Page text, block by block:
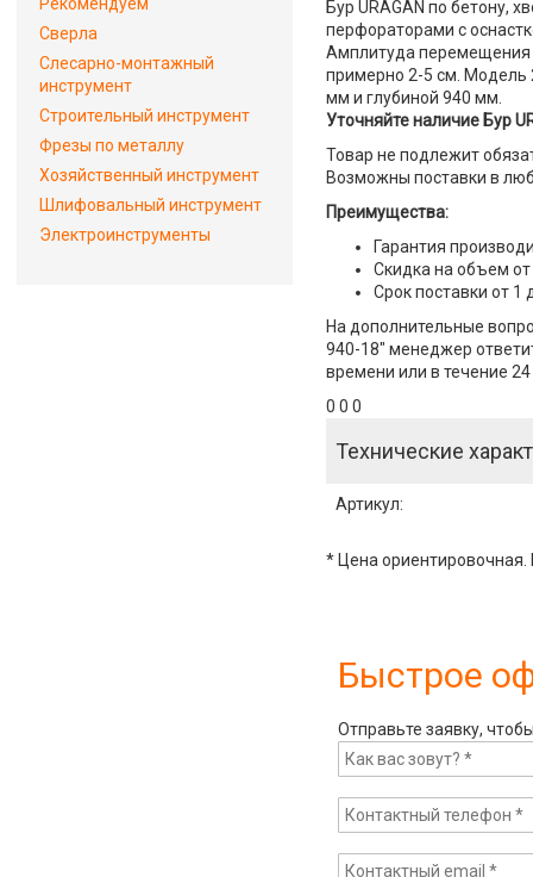
Бур URAGAN по бетону,
перфораторами с
Амплитуда перемещения
примерно 2-5 см. Модель
мм и глубиной 940 мм.
Уточняйте наличие Бур
Товар не подлежит
Возможны поставки в
Преимущества:
Гарантия
Скидка на объем от
Срок поставки от 1
На дополнительные
940-18" менеджер
времени или в течение
0 0 0
Технические
Артикул:
* Цена ориентировочная.
Быстрое
Отправьте заявку,
Сверла
Слесарно-монтажный
инструмент
Строительный инструмент
Фрезы по металлу
Хозяйственный инструмент
Шлифовальный инструмент
Электроинструменты